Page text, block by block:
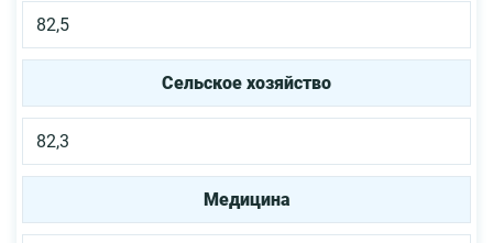
82,5
Сельское хозяйство
82,3
Медицина